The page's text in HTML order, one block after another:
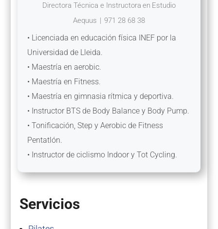
Directora Técnica e Instructora en Estudio
Aequus | 971 28 68 38
• Licenciada en educación física INEF por la
Universidad de Lleida.
• Maestría en aerobic.
• Maestría en Fitness.
• Maestría en gimnasia rítmica y deportiva.
• Instructor BTS de Body Balance y Body Pump.
• Tonificación, Step y Aerobic de Fitness
Pentatlón.
• Instructor de ciclismo Indoor y Tot Cycling.
Servicios